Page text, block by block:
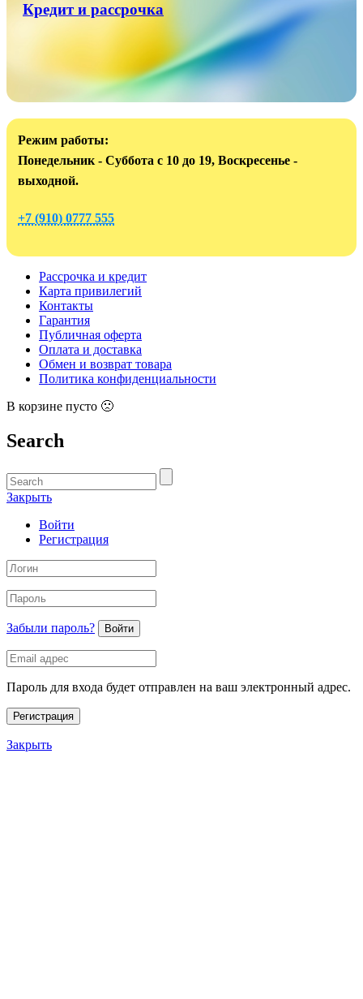
Кредит и рассрочка
Режим работы:
Понедельник - Суббота с 10 до 19, Воскресенье -
выходной.
+7 (910) 0777 555
Рассрочка и кредит
Карта привилегий
Контакты
Гарантия
Публичная оферта
Оплата и доставка
Обмен и возврат товара
Политика конфиденциальности
В корзине пусто 🙁
Search
Закрыть
Войти
Регистрация
Забыли пароль? Войти
Пароль для входа будет отправлен на ваш электронный адрес.
Регистрация
Закрыть